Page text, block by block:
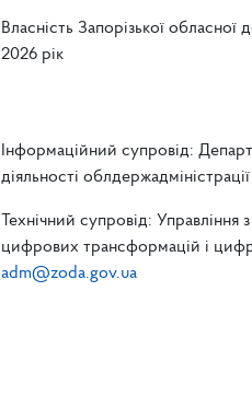
Власність Запорізької обласної
2026 рік
Інформаційний супровід:
діяльності облдержадміністрації
Технічний супровід: Управління
цифрових трансформацій і
adm@zoda.gov.ua